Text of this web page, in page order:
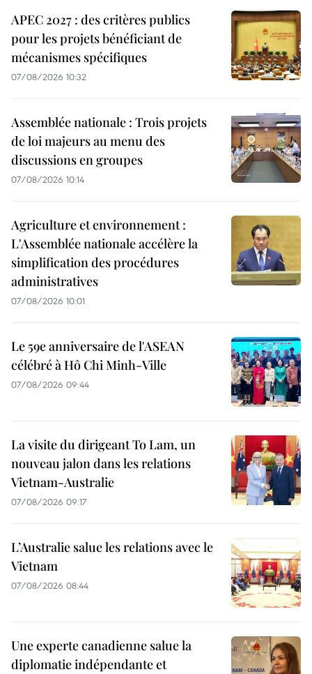
APEC 2027 : des critères publics
pour les projets bénéficiant de
mécanismes spécifiques
07/08/2026 10:32
Assemblée nationale : Trois projets
de loi majeurs au menu des
discussions en groupes
07/08/2026 10:14
Agriculture et environnement :
L'Assemblée nationale accélère la
simplification des procédures
administratives
07/08/2026 10:01
Le 59e anniversaire de l'ASEAN
célébré à Hô Chi Minh-Ville
07/08/2026 09:44
La visite du dirigeant To Lam, un
nouveau jalon dans les relations
Vietnam-Australie
07/08/2026 09:17
L’Australie salue les relations avec le
Vietnam
07/08/2026 08:44
Une experte canadienne salue la
diplomatie indépendante et